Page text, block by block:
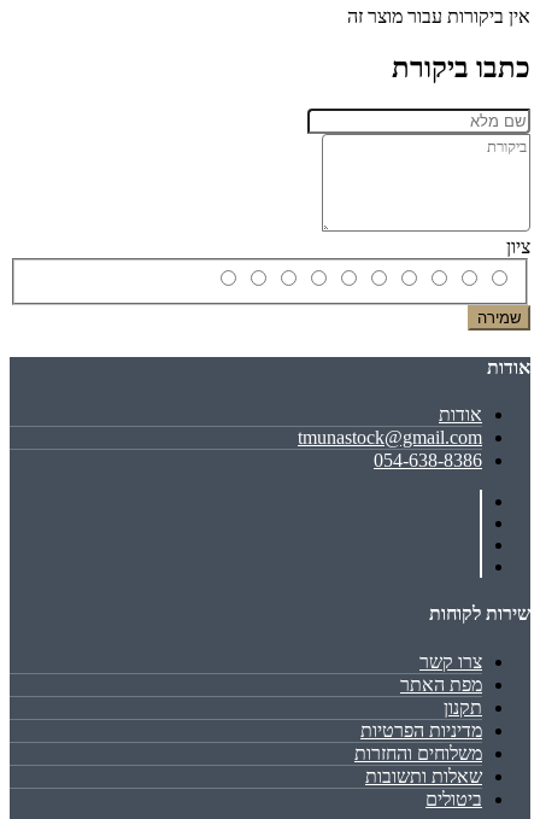
אין ביקורות עבור מוצר זה
כתבו ביקורת
ציון
שמירה
אודות
אודות
tmunastock@gmail.com
054-638-8386
שירות לקוחות
צרו קשר
מפת האתר
תקנון
מדיניות הפרטיות
משלוחים והחזרות
שאלות ותשובות
ביטולים